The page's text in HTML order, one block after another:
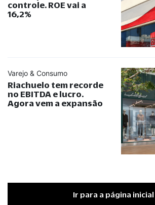
controle. ROE vai a
16,2%
Varejo & Consumo
Riachuelo tem recorde
no EBITDA e lucro.
Agora vem a expansão
Ir para a página inicial